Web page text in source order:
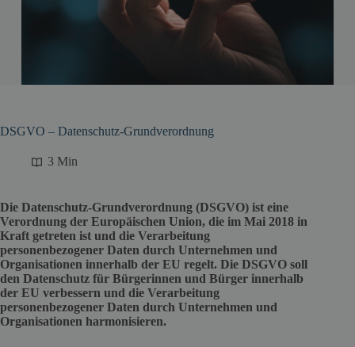
DSGVO – Datenschutz-Grundverordnung
3 Min
Die Datenschutz-Grundverordnung (DSGVO) ist eine
Verordnung der Europäischen Union, die im Mai 2018 in
Kraft getreten ist und die Verarbeitung
personenbezogener Daten durch Unternehmen und
Organisationen innerhalb der EU regelt. Die DSGVO soll
den Datenschutz für Bürgerinnen und Bürger innerhalb
der EU verbessern und die Verarbeitung
personenbezogener Daten durch Unternehmen und
Organisationen harmonisieren.